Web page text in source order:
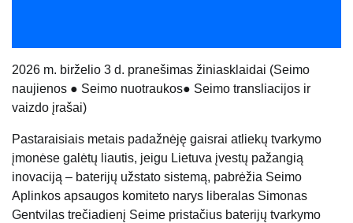
2026 m. birželio 3 d. pranešimas žiniasklaidai (Seimo
naujienos ● Seimo nuotraukos● Seimo transliacijos ir
vaizdo įrašai)
Pastaraisiais metais padažnėję gaisrai atliekų tvarkymo
įmonėse galėtų liautis, jeigu Lietuva įvestų pažangią
inovaciją – baterijų užstato sistemą, pabrėžia Seimo
Aplinkos apsaugos komiteto narys liberalas Simonas
Gentvilas trečiadienį Seime pristačius baterijų tvarkymo